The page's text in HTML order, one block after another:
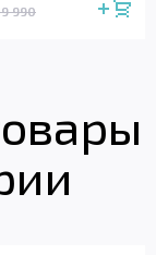
990